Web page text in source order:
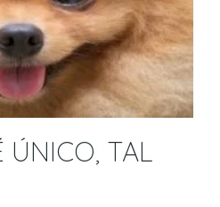
ÚNICO, TAL